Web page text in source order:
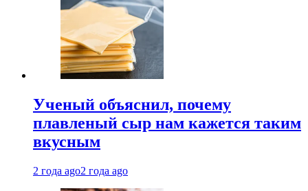
Ученый объяснил, почему
плавленый сыр нам кажется таким
вкусным
2 года ago2 года ago